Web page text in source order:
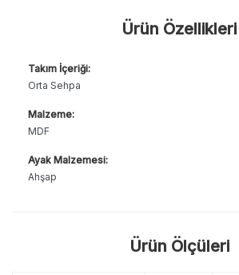
Ürün Özellikleri
Takım İçeriği:
Orta Sehpa
Malzeme:
MDF
Ayak Malzemesi:
Ahşap
Ürün Ölçüleri